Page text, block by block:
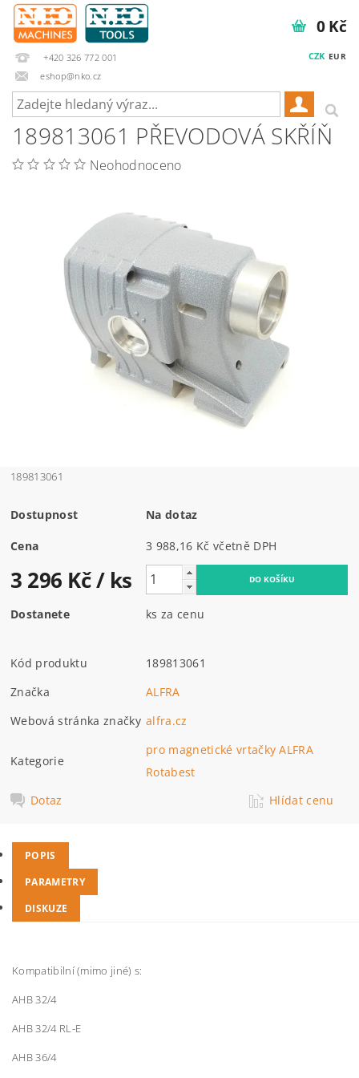
+420 326 772 001
eshop@nko.cz
CZK EUR
0 Kč
189813061 PŘEVODOVÁ SKŘÍŇ
Neohodnoceno
189813061
Dostupnost Na dotaz
Cena 3 988,16 Kč včetně DPH
3 296 Kč/ ks
Dostanete ks za cenu
Kód produktu
189813061
Značka
ALFRA
Webová stránka značky alfra.cz
Kategorie
pro magnetické vrtačky ALFRA
Rotabest
Dotaz
Hlídat cenu
POPIS
PARAMETRY
DISKUZE
Kompatibilní (mimo jiné) s:
AHB 32/4
AHB 32/4 RL-E
AHB 36/4